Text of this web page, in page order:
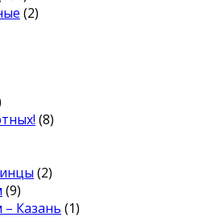
(2)
(8)
(2)
(9)
Казань (1)